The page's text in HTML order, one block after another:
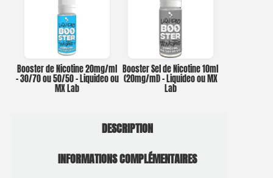
Booster de Nicotine 20mg/ml
– 30/70 ou 50/50 – Liquideo ou
MX Lab
Booster Sel de Nicotine 10ml
(20mg/ml) – Liquideo ou MX
Lab
DESCRIPTION
INFORMATIONS COMPLÉMENTAIRES